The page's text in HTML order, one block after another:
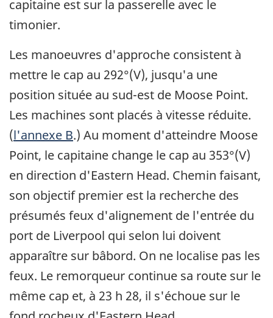
capitaine est sur la passerelle avec le
timonier.
Les manoeuvres d'approche consistent à
mettre le cap au 292°(V), jusqu'a une
position située au sud-est de Moose Point.
Les machines sont placés à vitesse réduite.
(l'annexe B.) Au moment d'atteindre Moose
Point, le capitaine change le cap au 353°(V)
en direction d'Eastern Head. Chemin faisant,
son objectif premier est la recherche des
présumés feux d'alignement de l'entrée du
port de Liverpool qui selon lui doivent
apparaître sur bâbord. On ne localise pas les
feux. Le remorqueur continue sa route sur le
même cap et, à 23 h 28, il s'échoue sur le